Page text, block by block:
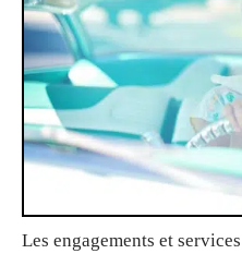
Les engagements et